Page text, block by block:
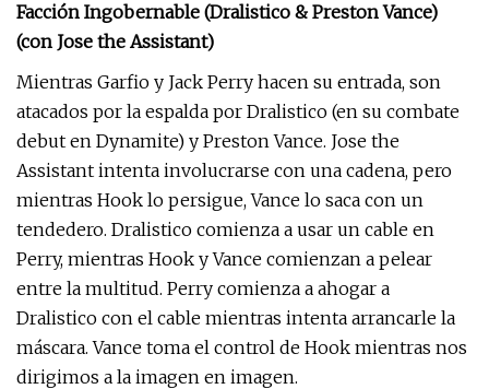
Facción Ingobernable (Dralistico & Preston Vance)
(con Jose the Assistant)
Mientras Garfio y Jack Perry hacen su entrada, son
atacados por la espalda por Dralistico (en su combate
debut en Dynamite) y Preston Vance. Jose the
Assistant intenta involucrarse con una cadena, pero
mientras Hook lo persigue, Vance lo saca con un
tendedero. Dralistico comienza a usar un cable en
Perry, mientras Hook y Vance comienzan a pelear
entre la multitud. Perry comienza a ahogar a
Dralistico con el cable mientras intenta arrancarle la
máscara. Vance toma el control de Hook mientras nos
dirigimos a la imagen en imagen.